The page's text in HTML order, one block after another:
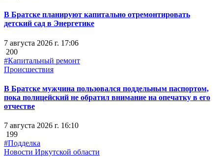
В Братске планируют капитально отремонтировать
детский сад в Энергетике
7 августа 2026 г. 17:06
200
#Капитальный ремонт
Происшествия
В Братске мужчина пользовался поддельным паспортом,
пока полицейский не обратил внимание на опечатку в его
отчестве
7 августа 2026 г. 16:10
199
#Подделка
Новости Иркутской области